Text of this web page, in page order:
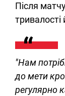
Після
тривалості
"Нам
до мети
регулярно